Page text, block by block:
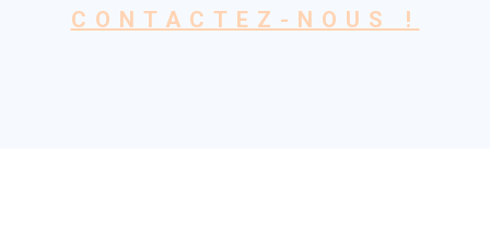
CONTACTEZ-NOUS !